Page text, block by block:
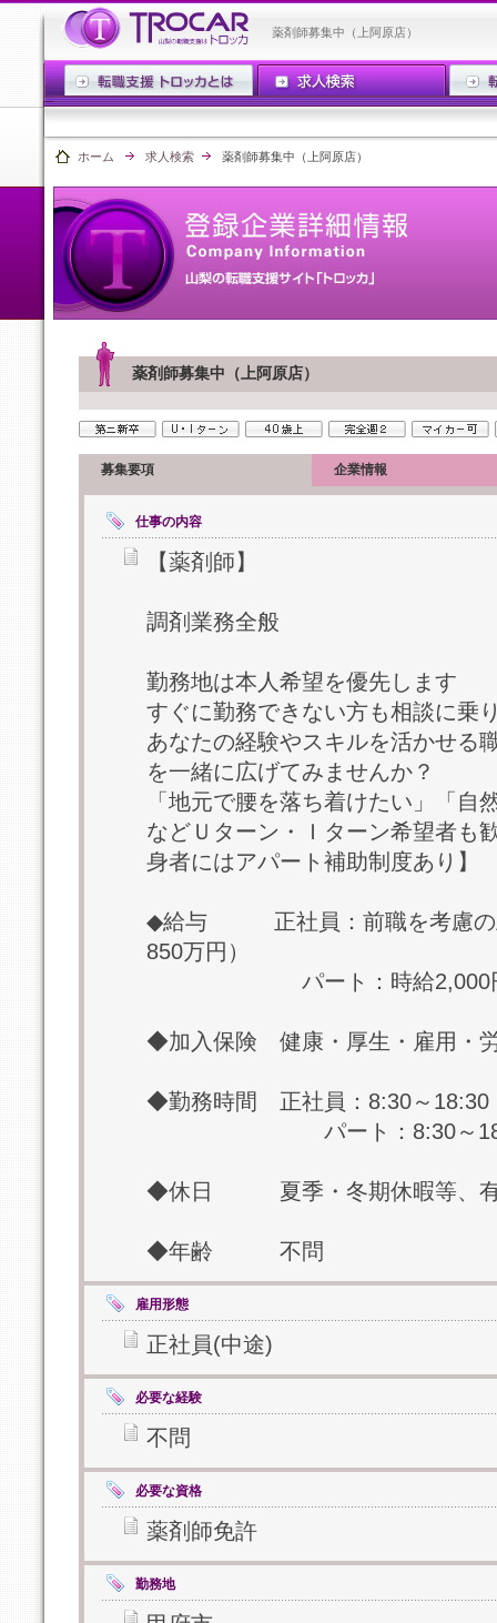
薬剤師募集中（上阿原店）
ホーム 求人検索 薬剤師募集中（上阿原店）
薬剤師募集中（上阿原店）
募集要項 企業情報
仕事の内容
【薬剤師】
調剤業務全般
勤務地は本人希望を優先します
すぐに勤務できない方も相談に乗
あなたの経験やスキルを活かせる
を一緒に広げてみませんか？
「地元で腰を落ち着けたい」「自
などＵターン・Ｉターン希望者も
身者にはアパート補助制度あり】
◆給与 正社員：前職を考慮の
850万円）
パート：時給2,000円
◆加入保険 健康・厚生・雇用・
◆勤務時間 正社員：8:30～18:30
パート：8:30～18:30
◆休日 夏季・冬期休暇等、有
◆年齢 不問
雇用形態
正社員(中途)
必要な経験
不問
必要な資格
薬剤師免許
勤務地